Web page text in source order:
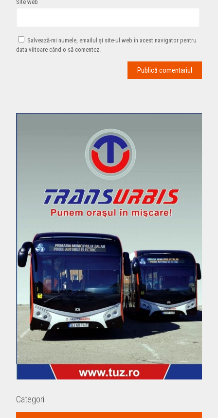
Site web
Salvează-mi numele, emailul și site-ul web în acest navigator pentru
data viitoare când o să comentez.
Categorii